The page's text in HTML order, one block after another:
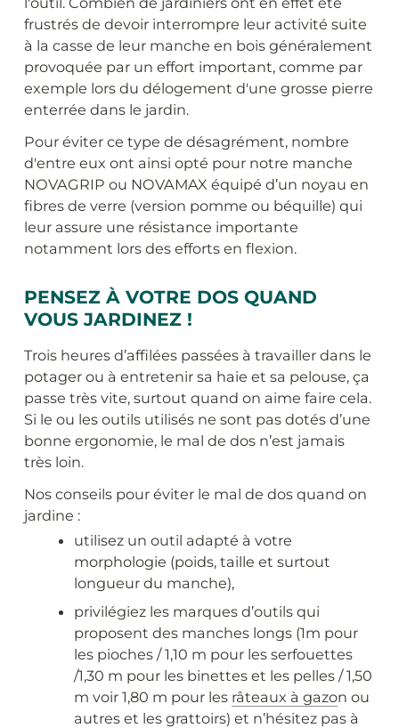
frustrés de devoir interrompre leur activité suite
à la casse de leur manche en bois généralement
provoquée par un effort important, comme par
exemple lors du délogement d'une grosse pierre
enterrée dans le jardin.
Pour éviter ce type de désagrément, nombre
d'entre eux ont ainsi opté pour notre manche
NOVAGRIP ou NOVAMAX équipé d’un noyau en
fibres de verre (version pomme ou béquille) qui
leur assure une résistance importante
notamment lors des efforts en flexion.
PENSEZ À VOTRE DOS QUAND
VOUS JARDINEZ !
Trois heures d’affilées passées à travailler dans le
potager ou à entretenir sa haie et sa pelouse, ça
passe très vite, surtout quand on aime faire cela.
Si le ou les outils utilisés ne sont pas dotés d’une
bonne ergonomie, le mal de dos n’est jamais
très loin.
Nos conseils pour éviter le mal de dos quand on
jardine :
utilisez un outil adapté à votre
morphologie (poids, taille et surtout
longueur du manche),
privilégiez les marques d’outils qui
proposent des manches longs (1m pour
les pioches / 1,10 m pour les serfouettes
/1,30 m pour les binettes et les pelles / 1,50
m voir 1,80 m pour les râteaux à gazon ou
autres et les grattoirs) et n’hésitez pas à